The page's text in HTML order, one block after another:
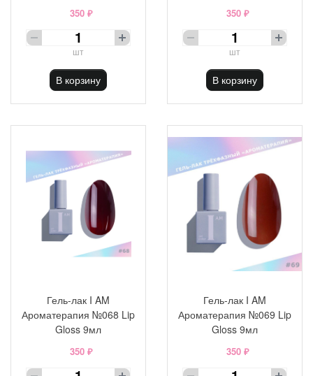
350 ₽
шт
В корзину
350 ₽
шт
В корзину
Гель-лак I AM
Ароматерапия №068 Lip
Gloss 9мл
350 ₽
Гель-лак I AM
Ароматерапия №069 Lip
Gloss 9мл
350 ₽